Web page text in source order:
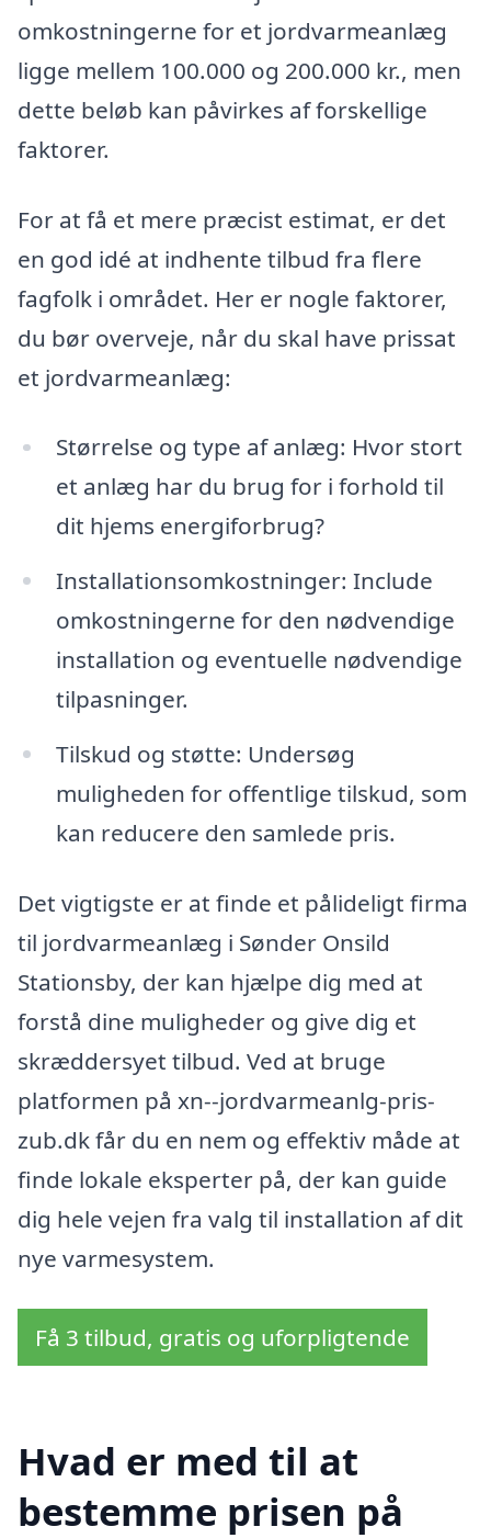
omkostningerne for et jordvarmeanlæg
ligge mellem 100.000 og 200.000 kr., men
dette beløb kan påvirkes af forskellige
faktorer.
For at få et mere præcist estimat, er det
en god idé at indhente tilbud fra flere
fagfolk i området. Her er nogle faktorer,
du bør overveje, når du skal have prissat
et jordvarmeanlæg:
Størrelse og type af anlæg: Hvor stort
et anlæg har du brug for i forhold til
dit hjems energiforbrug?
Installationsomkostninger: Include
omkostningerne for den nødvendige
installation og eventuelle nødvendige
tilpasninger.
Tilskud og støtte: Undersøg
muligheden for offentlige tilskud, som
kan reducere den samlede pris.
Det vigtigste er at finde et pålideligt firma
til jordvarmeanlæg i Sønder Onsild
Stationsby, der kan hjælpe dig med at
forstå dine muligheder og give dig et
skræddersyet tilbud. Ved at bruge
platformen på xn--jordvarmeanlg-pris-
zub.dk får du en nem og effektiv måde at
finde lokale eksperter på, der kan guide
dig hele vejen fra valg til installation af dit
nye varmesystem.
Få 3 tilbud, gratis og uforpligtende
Hvad er med til at
bestemme prisen på